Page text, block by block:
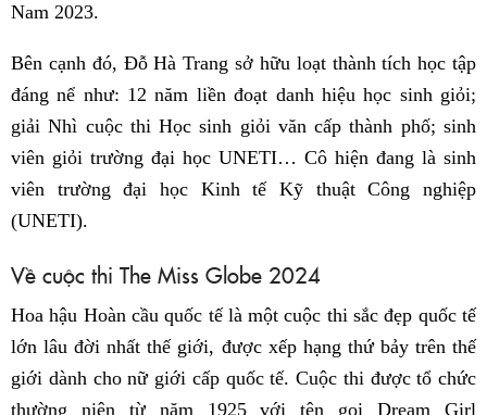
Nam 2023.
Bên cạnh đó, Đỗ Hà Trang sở hữu loạt thành tích học tập
đáng nể như: 12 năm liền đoạt danh hiệu học sinh giỏi;
giải Nhì cuộc thi Học sinh giỏi văn cấp thành phố; sinh
viên giỏi trường đại học UNETI… Cô hiện đang là sinh
viên trường đại học Kinh tế Kỹ thuật Công nghiệp
(UNETI).
Về cuộc thi The Miss Globe 2024
Hoa hậu Hoàn cầu quốc tế là một cuộc thi sắc đẹp quốc tế
lớn lâu đời nhất thế giới, được xếp hạng thứ bảy trên thế
giới dành cho nữ giới cấp quốc tế. Cuộc thi được tổ chức
thường niên từ năm 1925 với tên gọi Dream Girl